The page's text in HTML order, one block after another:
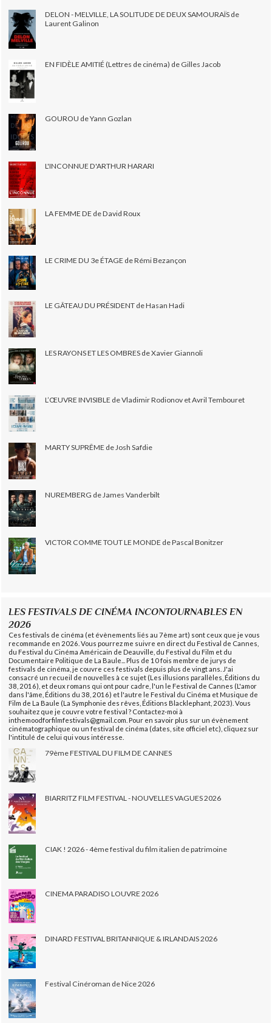
DELON - MELVILLE, LA SOLITUDE DE DEUX SAMOURAÏS de
Laurent Galinon
EN FIDÈLE AMITIÉ (Lettres de cinéma) de Gilles Jacob
GOUROU de Yann Gozlan
L'INCONNUE D'ARTHUR HARARI
LA FEMME DE de David Roux
LE CRIME DU 3e ÉTAGE de Rémi Bezançon
LE GÂTEAU DU PRÉSIDENT de Hasan Hadi
LES RAYONS ET LES OMBRES de Xavier Giannoli
L’ŒUVRE INVISIBLE de Vladimir Rodionov et Avril Tembouret
MARTY SUPRÊME de Josh Safdie
NUREMBERG de James Vanderbilt
VICTOR COMME TOUT LE MONDE de Pascal Bonitzer
LES FESTIVALS DE CINÉMA INCONTOURNABLES EN
2026
Ces festivals de cinéma (et évènements liés au 7ème art) sont ceux que je vous
recommande en 2026. Vous pourrez me suivre en direct du Festival de Cannes,
du Festival du Cinéma Américain de Deauville, du Festival du Film et du
Documentaire Politique de La Baule... Plus de 10 fois membre de jurys de
festivals de cinéma, je couvre ces festivals depuis plus de vingt ans. J'ai
consacré un recueil de nouvelles à ce sujet (Les illusions parallèles, Éditions du
38, 2016), et deux romans qui ont pour cadre, l'un le Festival de Cannes (L'amor
dans l'âme, Éditions du 38, 2016) et l'autre le Festival du Cinéma et Musique de
Film de La Baule (La Symphonie des rêves, Éditions Blacklephant, 2023). Vous
souhaitez que je couvre votre festival ? Contactez-moi à
inthemoodforfilmfestivals@gmail.com. Pour en savoir plus sur un évènement
cinématographique ou un festival de cinéma (dates, site officiel etc), cliquez sur
l'intitulé de celui qui vous intéresse.
79ème FESTIVAL DU FILM DE CANNES
BIARRITZ FILM FESTIVAL - NOUVELLES VAGUES 2026
CIAK ! 2026 - 4ème festival du film italien de patrimoine
CINEMA PARADISO LOUVRE 2026
DINARD FESTIVAL BRITANNIQUE & IRLANDAIS 2026
Festival Cinéroman de Nice 2026